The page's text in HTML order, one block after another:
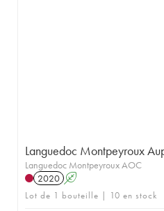
Languedoc Montpeyroux
Languedoc Montpeyroux AOC
2020 A
Lot de 1 bouteille | 10 en stock